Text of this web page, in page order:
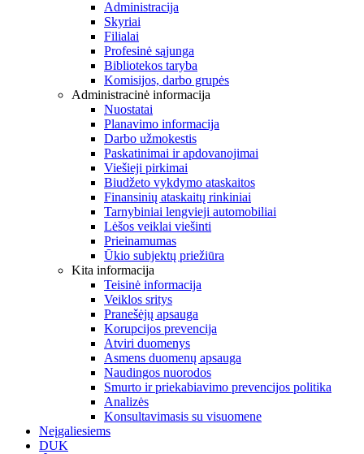
Administracija
Skyriai
Filialai
Profesinė sąjunga
Bibliotekos taryba
Komisijos, darbo grupės
Administracinė informacija
Nuostatai
Planavimo informacija
Darbo užmokestis
Paskatinimai ir apdovanojimai
Viešieji pirkimai
Biudžeto vykdymo ataskaitos
Finansinių ataskaitų rinkiniai
Tarnybiniai lengvieji automobiliai
Lėšos veiklai viešinti
Prieinamumas
Ūkio subjektų priežiūra
Kita informacija
Teisinė informacija
Veiklos sritys
Pranešėjų apsauga
Korupcijos prevencija
Atviri duomenys
Asmens duomenų apsauga
Naudingos nuorodos
Smurto ir priekabiavimo prevencijos politika
Analizės
Konsultavimasis su visuomene
Neįgaliesiems
DUK